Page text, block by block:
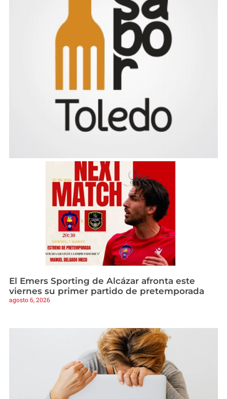
El Emers Sporting de Alcázar afronta este
viernes su primer partido de pretemporada
agosto 6, 2026